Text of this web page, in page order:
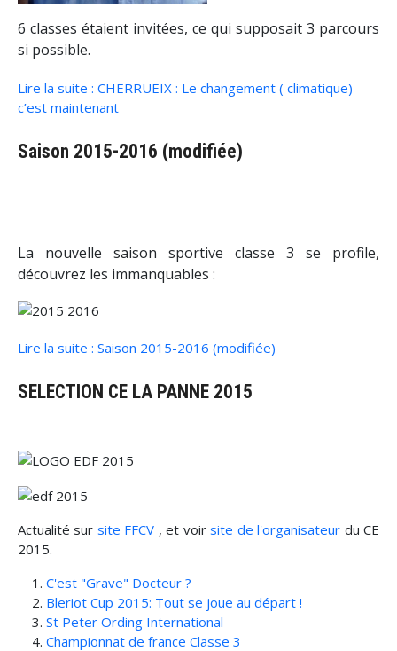
6 classes étaient invitées, ce qui supposait 3 parcours
si possible.
Lire la suite : CHERRUEIX : Le changement ( climatique)
c’est maintenant
Saison 2015-2016 (modifiée)
La nouvelle saison sportive classe 3 se profile,
découvrez les immanquables :
Lire la suite : Saison 2015-2016 (modifiée)
SELECTION CE LA PANNE 2015
Actualité sur site FFCV , et voirsite de l'organisateur du CE
2015.
C'est "Grave" Docteur ?
Bleriot Cup 2015: Tout se joue au départ !
St Peter Ording International
Championnat de france Classe 3